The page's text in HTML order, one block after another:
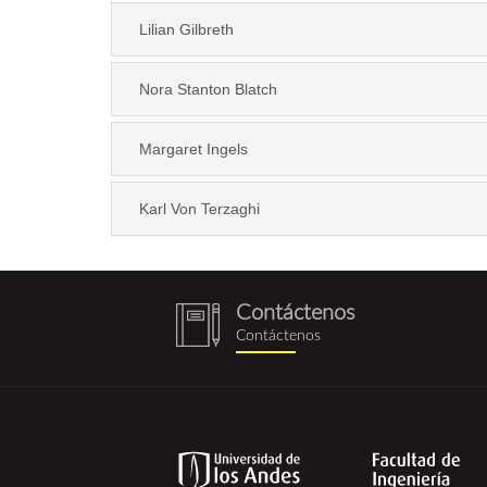
Lilian Gilbreth
Nora Stanton Blatch
Margaret Ingels
Karl Von Terzaghi
notebook
(1).png
Contáctenos
Contáctenos